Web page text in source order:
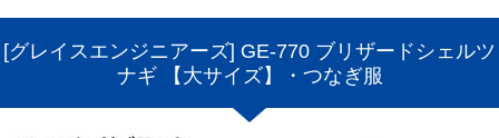
[グレイスエンジニアーズ] GE-770 ブリザードシェルツ
ナギ 【大サイズ】・つなぎ服